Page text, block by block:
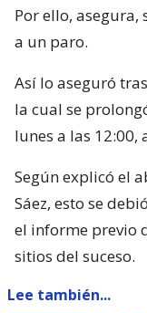
Por ello,
a un paro.
Así lo aseguró
la cual se
lunes a las 12:00,
Según explicó el
Sáez, esto se
el informe previo
sitios del suceso.
Lee también...